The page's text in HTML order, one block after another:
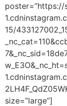
15/
size=”large”]